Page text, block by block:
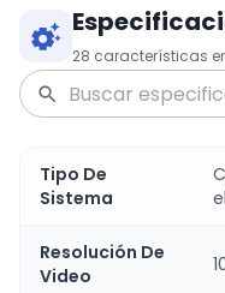
28 características
Tipo De
Sistema
Resolución De
Video